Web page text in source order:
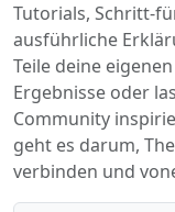
Tutorials, Schritt-
ausführliche
Teile deine
Ergebnisse oder
Community
geht es darum,
verbinden und